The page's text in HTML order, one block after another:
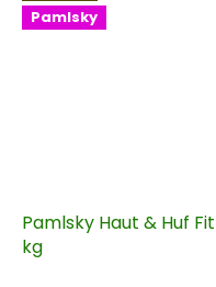
Pamlsky
Pamlsky Haut & Huf Fit
kg